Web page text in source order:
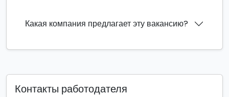
Какая компания предлагает эту вакансию?
Контакты работодателя